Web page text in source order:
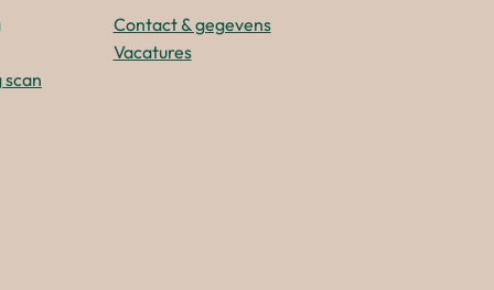
Contact & gegevens
Vacatures